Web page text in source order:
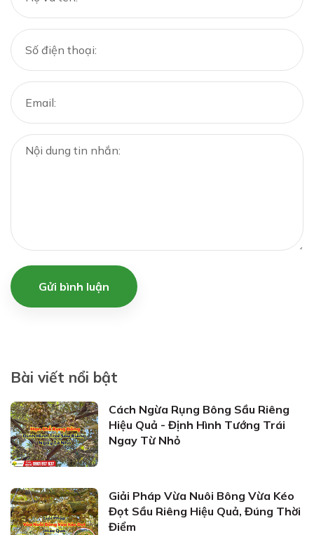
Gửi bình luận
Bài viết nổi bật
Cách Ngừa Rụng Bông Sầu Riêng
Hiệu Quả - Định Hình Tướng Trái
Ngay Từ Nhỏ
Giải Pháp Vừa Nuôi Bông Vừa Kéo
Đọt Sầu Riêng Hiệu Quả, Đúng Thời
Điểm